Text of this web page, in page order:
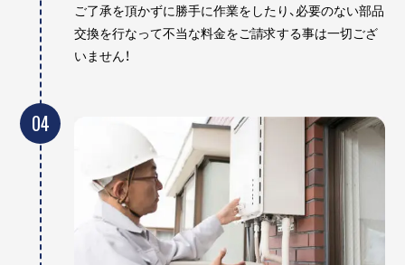
ご了承を頂かずに勝手に作業をしたり、必要のない部品
交換を行なって不当な料金をご請求する事は一切ござ
いません！
04